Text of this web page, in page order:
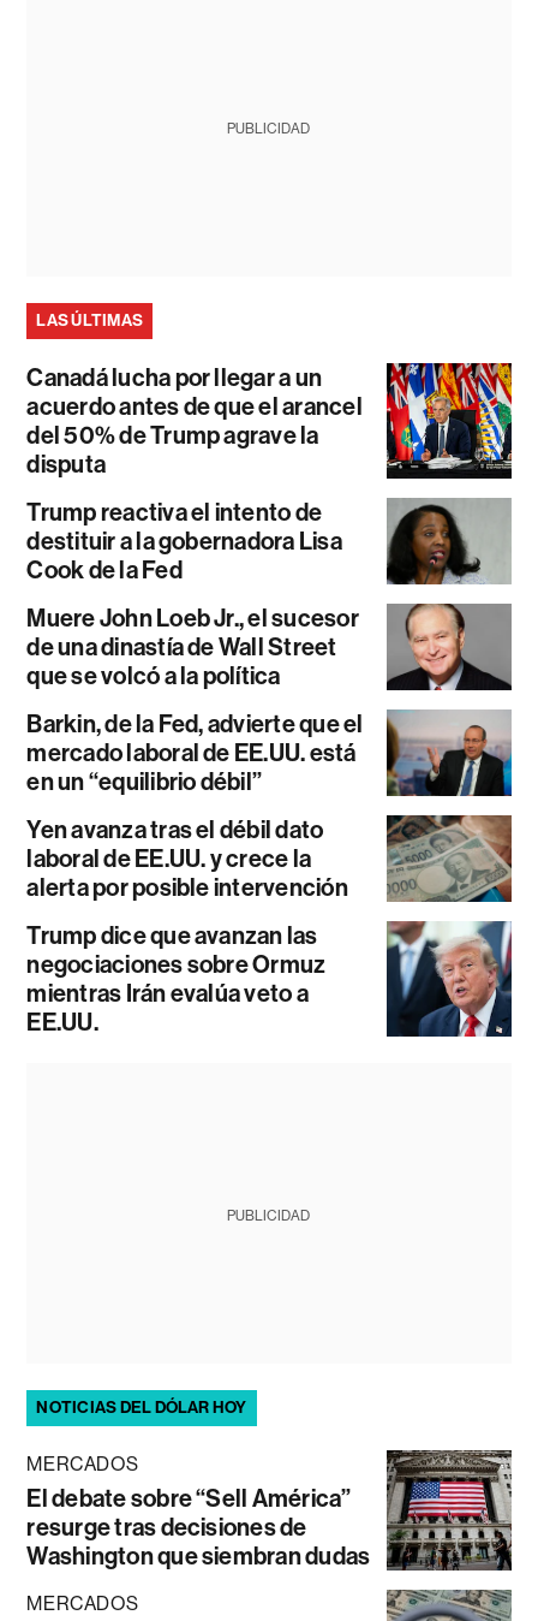
PUBLICIDAD
LAS ÚLTIMAS
Canadá lucha por llegar a un
acuerdo antes de que el arancel
del 50% de Trump agrave la
disputa
Trump reactiva el intento de
destituir a la gobernadora Lisa
Cook de la Fed
Muere John Loeb Jr., el sucesor
de una dinastía de Wall Street
que se volcó a la política
Barkin, de la Fed, advierte que el
mercado laboral de EE.UU. está
en un “equilibrio débil”
Yen avanza tras el débil dato
laboral de EE.UU. y crece la
alerta por posible intervención
Trump dice que avanzan las
negociaciones sobre Ormuz
mientras Irán evalúa veto a
EE.UU.
PUBLICIDAD
NOTICIAS DEL DÓLAR HOY
MERCADOS
El debate sobre “Sell América”
resurge tras decisiones de
Washington que siembran dudas
MERCADOS